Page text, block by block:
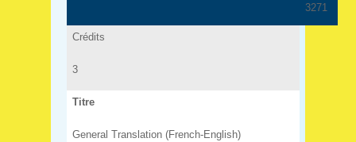
3271
Crédits
3
Titre
General Translation (French-English)